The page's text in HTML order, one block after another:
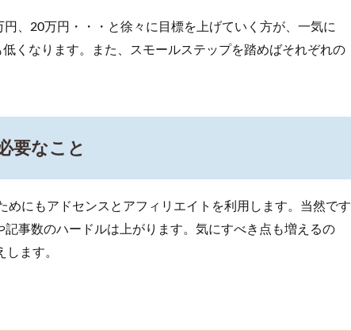
、20万円・・・と徐々に目標を上げていく方が、一気に
くなります。また、スモールステップを踏めばそれぞれの
要なこと
めにもアドセンスとアフィリエイトを利用します。当然です
事数のハードルは上がります。気にすべき点も増えるの
ます。